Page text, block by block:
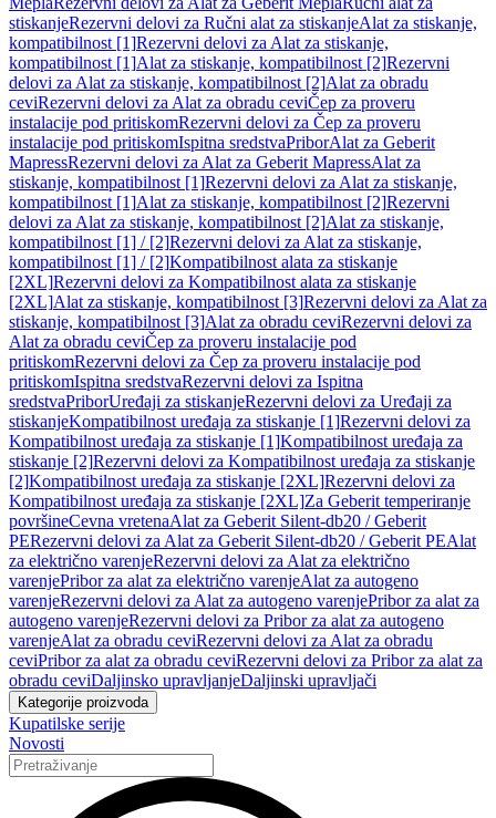
stiskanjeRezervni delovi za Ručni alat za stiskanjeAlat za stiskanje,
kompatibilnost [1]Rezervni delovi za Alat za stiskanje,
kompatibilnost [1]Alat za stiskanje, kompatibilnost [2]Rezervni
delovi za Alat za stiskanje, kompatibilnost [2]Alat za obradu
ceviRezervni delovi za Alat za obradu ceviČep za proveru
instalacije pod pritiskomRezervni delovi za Čep za proveru
instalacije pod pritiskomIspitna sredstvaPriborAlat za Geberit
MapressRezervni delovi za Alat za Geberit MapressAlat za
stiskanje, kompatibilnost [1]Rezervni delovi za Alat za stiskanje,
kompatibilnost [1]Alat za stiskanje, kompatibilnost [2]Rezervni
delovi za Alat za stiskanje, kompatibilnost [2]Alat za stiskanje,
kompatibilnost [1] / [2]Rezervni delovi za Alat za stiskanje,
kompatibilnost [1] / [2]Kompatibilnost alata za stiskanje
[2XL]Rezervni delovi za Kompatibilnost alata za stiskanje
[2XL]Alat za stiskanje, kompatibilnost [3]Rezervni delovi za Alat za
stiskanje, kompatibilnost [3]Alat za obradu ceviRezervni delovi za
Alat za obradu ceviČep za proveru instalacije pod
pritiskomRezervni delovi za Čep za proveru instalacije pod
pritiskomIspitna sredstvaRezervni delovi za Ispitna
sredstvaPriborUređaji za stiskanjeRezervni delovi za Uređaji za
stiskanjeKompatibilnost uređaja za stiskanje [1]Rezervni delovi za
Kompatibilnost uređaja za stiskanje [1]Kompatibilnost uređaja za
stiskanje [2]Rezervni delovi za Kompatibilnost uređaja za stiskanje
[2]Kompatibilnost uređaja za stiskanje [2XL]Rezervni delovi za
Kompatibilnost uređaja za stiskanje [2XL]Za Geberit temperiranje
površineCevna vretenaAlat za Geberit Silent-db20 / Geberit
PERezervni delovi za Alat za Geberit Silent-db20 / Geberit PEAlat
za električno varenjeRezervni delovi za Alat za električno
varenjePribor za alat za električno varenjeAlat za autogeno
varenjeRezervni delovi za Alat za autogeno varenjePribor za alat za
autogeno varenjeRezervni delovi za Pribor za alat za autogeno
varenjeAlat za obradu ceviRezervni delovi za Alat za obradu
ceviPribor za alat za obradu ceviRezervni delovi za Pribor za alat za
obradu ceviDaljinsko upravljanjeDaljinski upravljači
Kategorije proizvoda
Kupatilske serije
Novosti